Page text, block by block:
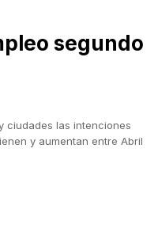
segundo
ciudades las intenciones
y aumentan entre Abril